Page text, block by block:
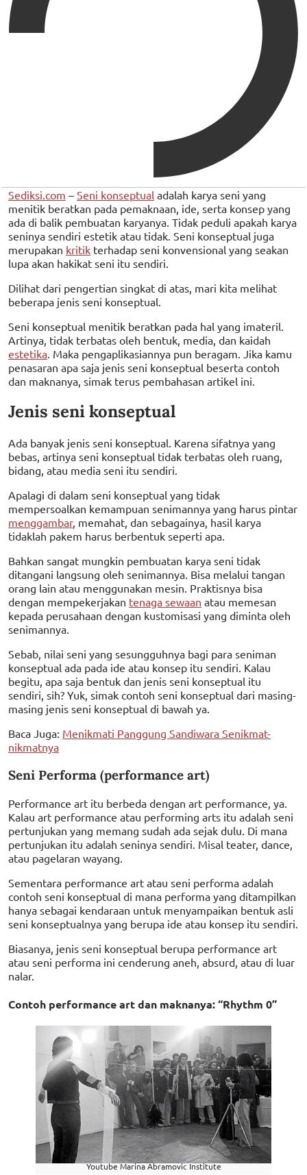
Sediksi.com – Seni konseptual adalah karya seni yang
menitik beratkan pada pemaknaan, ide, serta konsep yang
ada di balik pembuatan karyanya. Tidak peduli apakah karya
seninya sendiri estetik atau tidak. Seni konseptual juga
merupakan kritik terhadap seni konvensional yang seakan
lupa akan hakikat seni itu sendiri.
Dilihat dari pengertian singkat di atas, mari kita melihat
beberapa jenis seni konseptual.
Seni konseptual menitik beratkan pada hal yang imateril.
Artinya, tidak terbatas oleh bentuk, media, dan kaidah
estetika . Maka pengaplikasiannya pun beragam. Jika kamu
penasaran apa saja jenis seni konseptual beserta contoh
dan maknanya, simak terus pembahasan artikel ini.
Jenis seni konseptual
Ada banyak jenis seni konseptual. Karena sifatnya yang
bebas, artinya seni konseptual tidak terbatas oleh ruang,
bidang, atau media seni itu sendiri.
Apalagi di dalam seni konseptual yang tidak
mempersoalkan kemampuan senimannya yang harus pintar
menggambar, memahat, dan sebagainya, hasil karya
tidaklah pakem harus berbentuk seperti apa.
Bahkan sangat mungkin pembuatan karya seni tidak
ditangani langsung oleh senimannya. Bisa melalui tangan
orang lain atau menggunakan mesin. Praktisnya bisa
dengan mempekerjakan tenaga sewaan atau memesan
kepada perusahaan dengan kustomisasi yang diminta oleh
senimannya.
Sebab, nilai seni yang sesungguhnya bagi para seniman
konseptual ada pada ide atau konsep itu sendiri. Kalau
begitu, apa saja bentuk dan jenis seni konseptual itu
sendiri, sih? Yuk, simak contoh seni konseptual dari masing-
masing jenis seni konseptual di bawah ya.
Baca Juga: Menikmati Panggung Sandiwara Senikmat-
nikmatnya
Seni Performa (performance art)
Performance art itu berbeda dengan art performance, ya.
Kalau art performance atau performing arts itu adalah seni
pertunjukan yang memang sudah ada sejak dulu. Di mana
pertunjukan itu adalah seninya sendiri. Misal teater, dance,
atau pagelaran wayang.
Sementara performance art atau seni performa adalah
contoh seni konseptual di mana performa yang ditampilkan
hanya sebagai kendaraan untuk menyampaikan bentuk asli
seni konseptualnya yang berupa ide atau konsep itu sendiri.
Biasanya, jenis seni konseptual berupa performance art
atau seni performa ini cenderung aneh, absurd, atau di luar
nalar.
Contoh performance art dan maknanya: “Rhythm 0”
Youtube Marina Abramovic Institute